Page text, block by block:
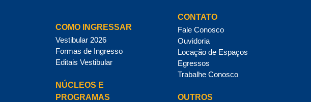
COMO INGRESSAR
Vestibular 2026
Formas de Ingresso
Editais Vestibular
NÚCLEOS E
PROGRAMAS
CONTATO
Fale Conosco
Ouvidoria
Locação de Espaços
Egressos
Trabalhe Conosco
OUTROS